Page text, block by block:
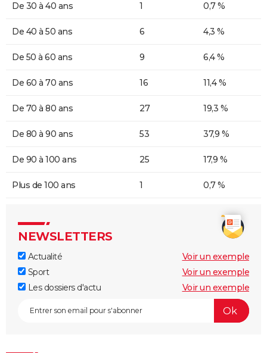
De 30 à 40 ans 1 0,7 %
De 40 à 50 ans 6 4,3 %
De 50 à 60 ans 9 6,4 %
De 60 à 70 ans 16 11,4 %
De 70 à 80 ans 27 19,3 %
De 80 à 90 ans 53 37,9 %
De 90 à 100 ans 25 17,9 %
Plus de 100 ans 1 0,7 %
NEWSLETTERS
Actualité
Voir un exemple
Sport
Voir un exemple
Les dossiers d'actu
Voir un exemple